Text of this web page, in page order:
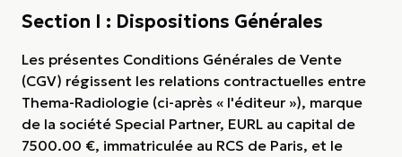
Section I : Dispositions Générales
Les présentes Conditions Générales de Vente
(CGV) régissent les relations contractuelles entre
Thema-Radiologie (ci-après « l'éditeur »), marque
de la société Special Partner, EURL au capital de
7500.00 €, immatriculée au RCS de Paris, et le